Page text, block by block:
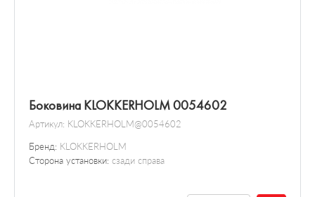
Боковина KLOKKERHOLM 0054602
Артикул: KLOKKERHOLM@0054602
Бренд: KLOKKERHOLM
Сторона установки: сзади справа